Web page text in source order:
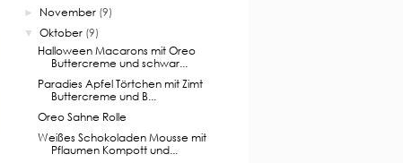
► November (9)
▼ Oktober (9)
Halloween Macarons mit Oreo
Buttercreme und schwar...
Paradies Apfel Törtchen mit Zimt
Buttercreme und B...
Oreo Sahne Rolle
Weißes Schokoladen Mousse mit
Pflaumen Kompott und...